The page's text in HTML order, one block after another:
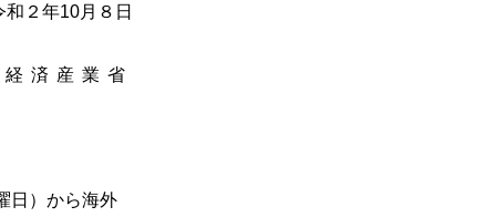
和２年10月８日
経済産業省
日）から海外